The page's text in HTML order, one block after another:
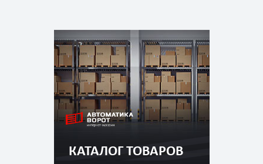
КАТАЛОГ ТОВАРОВ